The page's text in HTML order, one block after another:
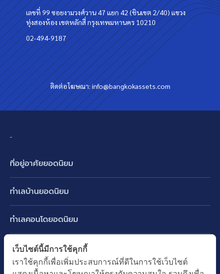
เลขที่ 99 ซอยงามวงศ์วาน 47 แยก 42 (ชินเขต 2/40) แขวง
ทุ่งสองห้อง เขตหลักสี่ กรุงเทพมหานคร 10210
02-494-9187
ติดต่อโฆษณา:info@bangkokassets.com
-
ที่อยู่อาศัยยอดนิยม
ทาวน์เฮ้าส์ ทาวน์โฮม
คอนโดมิเนียม
อาคารพาณิชย์ ตึกแถว
ที่ดินเปล่า
ทำเลบ้านยอดนิยม
บางนา รามคำแหง 2
ปทุมธานี รังสิต ลำลูกกา
ทำเลคอนโดยอดนิยม
พระราม 9
ทำเล BTS ยอดนิยม
BTS ทองหล่อ
เว็บไซต์นี้มีการใช้คุกกี้
เราใช้คุกกี้เพื่อเพิ่มประสบการณ์ที่ดีในการใช้เว็บไซต์